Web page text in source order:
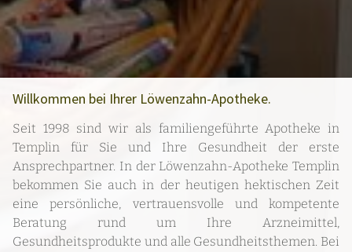
Willkommen bei Ihrer Löwenzahn-Apotheke.
Seit 1998 sind wir als familiengeführte Apotheke in
Templin für Sie und Ihre Gesundheit der erste
Ansprechpartner. In der Löwenzahn-Apotheke Templin
bekommen Sie auch in der heutigen hektischen Zeit
eine persönliche, vertrauensvolle und kompetente
Beratung rund um Ihre Arzneimittel,
Gesundheitsprodukte und alle Gesundheitsthemen. Bei